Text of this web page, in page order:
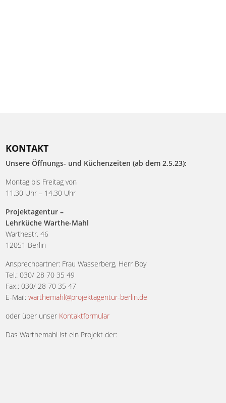
KONTAKT
Unsere Öffnungs- und Küchenzeiten (ab dem 2.5.23):
Montag bis Freitag von
11.30 Uhr – 14.30 Uhr
Projektagentur –
Lehrküche Warthe-Mahl
Warthestr. 46
12051 Berlin
Ansprechpartner: Frau Wasserberg, Herr Boy
Tel.: 030/ 28 70 35 49
Fax.: 030/ 28 70 35 47
E-Mail:warthemahl@projektagentur-berlin.de
oder über unser Kontaktformular
Das Warthemahl ist ein Projekt der: